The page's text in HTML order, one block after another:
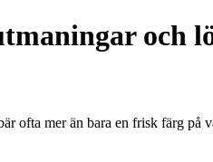
och
ofta mer än bara en frisk färg